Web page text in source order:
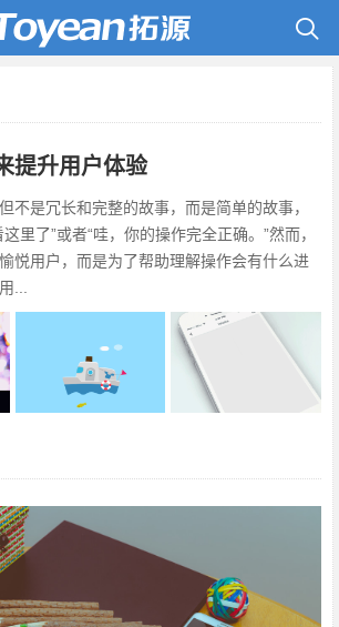
提升用户体验
不是冗长和完整的故事，而是简单的故事，
里了”或者“哇，你的操作完全正确。”然而，
悦用户，而是为了帮助理解操作会有什么进
...